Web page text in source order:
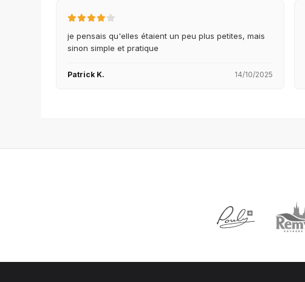
je pensais qu'elles étaient un peu plus petites, mais
sinon simple et pratique
Patrick K. 14/10/2025